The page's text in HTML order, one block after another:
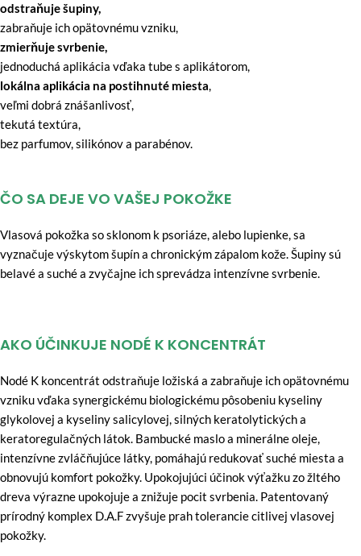
odstraňuje šupiny,
zabraňuje ich opätovnému vzniku,
zmierňuje svrbenie,
jednoduchá aplikácia vďaka tube s aplikátorom,
lokálna aplikácia na postihnuté miesta,
veľmi dobrá znášanlivosť,
tekutá textúra,
bez parfumov, silikónov a parabénov.
ČO SA DEJE VO VAŠEJ POKOŽKE
Vlasová pokožka so sklonom k psoriáze, alebo lupienke, sa
vyznačuje výskytom šupín a chronickým zápalom kože. Šupiny sú
belavé a suché a zvyčajne ich sprevádza intenzívne svrbenie.
AKO ÚČINKUJE NODÉ K KONCENTRÁT
Nodé K koncentrát odstraňuje ložiská a zabraňuje ich opätovnému
vzniku vďaka synergickému biologickému pôsobeniu kyseliny
glykolovej a kyseliny salicylovej, silných keratolytických a
keratoregulačných látok. Bambucké maslo a minerálne oleje,
intenzívne zvláčňujúce látky, pomáhajú redukovať suché miesta a
obnovujú komfort pokožky. Upokojujúci účinok výťažku zo žltého
dreva výrazne upokojuje a znižuje pocit svrbenia. Patentovaný
prírodný komplex D.A.F zvyšuje prah tolerancie citlivej vlasovej
pokožky.